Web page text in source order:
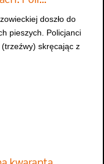
doszło do
pieszych. Policjanci
skręcając z